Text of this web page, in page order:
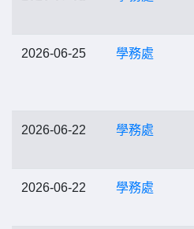
2026-06-25 學務處
2026-06-22 學務處
2026-06-22 學務處